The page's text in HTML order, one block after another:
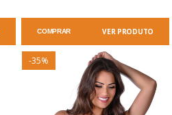
COMPRAR VER PRODUTO
-35%